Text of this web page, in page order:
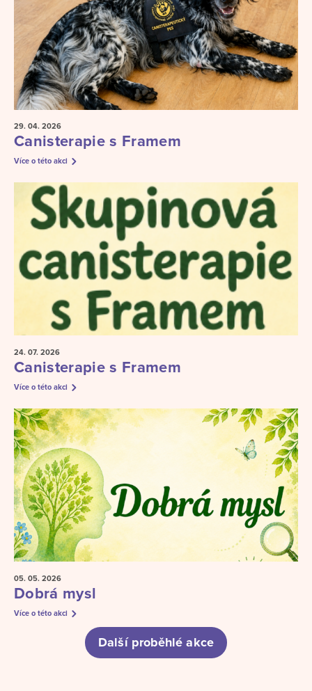
29. 04. 2026
Canisterapie s Framem
Více o této akci
24. 07. 2026
Canisterapie s Framem
Více o této akci
05. 05. 2026
Dobrá mysl
Více o této akci
Další proběhlé akce